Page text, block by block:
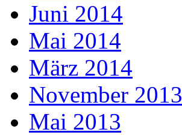
Juni 2014
Mai 2014
März 2014
November 2013
Mai 2013